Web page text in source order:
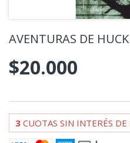
AVENTURAS DE
$20.000
3 CUOTAS SIN INTERÉS DE